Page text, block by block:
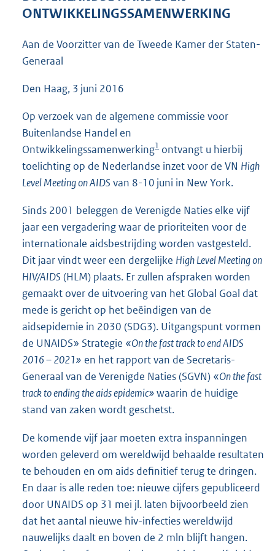
4
b
ONTWIKKELINGSSAMENWERKING
Aan de Voorzitter van de Tweede Kamer der Staten-
Generaal
Den Haag, 3 juni 2016
Op verzoek van de algemene commissie voor
Buitenlandse Handel en
Ontwikkelingssamenwerking1 ontvangt u hierbij
toelichting op de Nederlandse inzet voor de VN High
Level Meeting on AIDS van 8-10 juni in New York.
Sinds 2001 beleggen de Verenigde Naties elke vijf
jaar een vergadering waar de prioriteiten voor de
internationale aidsbestrijding worden vastgesteld.
Dit jaar vindt weer een dergelijke High Level Meeting on
HIV/AIDS (HLM) plaats. Er zullen afspraken worden
gemaakt over de uitvoering van het Global Goal dat
mede is gericht op het beëindigen van de
aidsepidemie in 2030 (SDG3). Uitgangspunt vormen
de UNAIDS» Strategie «On the fast track to end AIDS
2016 – 2021» en het rapport van de Secretaris-
Generaal van de Verenigde Naties (SGVN) «On the fast
track to ending the aids epidemic»waarin de huidige
stand van zaken wordt geschetst.
De komende vijf jaar moeten extra inspanningen
worden geleverd om wereldwijd behaalde resultaten
te behouden en om aids definitief terug te dringen.
En daar is alle reden toe: nieuwe cijfers gepubliceerd
door UNAIDS op 31 mei jl. laten bijvoorbeeld zien
dat het aantal nieuwe hiv-infecties wereldwijd
nauwelijks daalt en boven de 2 mln blijft hangen.